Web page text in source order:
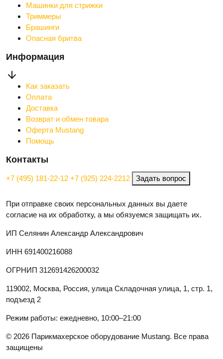
Машинки для стрижки
Триммеры
Брашинги
Опасная бритва
Информация
Как заказать
Оплата
Доставка
Возврат и обмен товара
Оферта Mustang
Помощь
Контакты
+7 (495) 181-22-12 +7 (925) 224-2212 Задать вопрос
При отправке своих персональных данных вы даете
согласие на их обработку, а мы обязуемся защищать их.
ИП Селянин Александр Александрович
ИНН 691400216088
ОГРНИП 312691426200032
119002, Москва, Россия, улица Складочная улица, 1, стр. 1,
подъезд 2
Режим работы: ежедневно, 10:00–21:00
© 2026 Парикмахерское оборудование Mustang. Все права
защищены